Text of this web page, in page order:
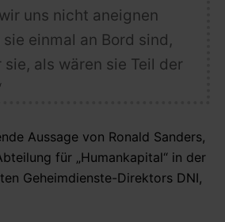
uns nicht aneignen
sie einmal an Bord sind,
als wären sie Teil der
Aussage von Ronald Sanders,
für „Humankapital“ in der
Geheimdienste-Direktors DNI,